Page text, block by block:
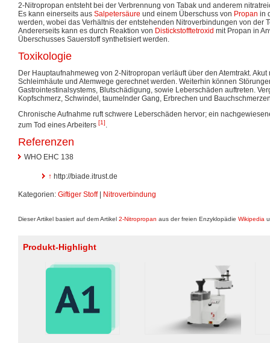
2-Nitropropan entsteht bei der Verbrennung von Tabak und anderem
Es kann einerseits aus Salpetersäure und einem Überschuss von Propan in
werden, wobei das Verhältnis der entstehenden Nitroverbindungen von der
Andererseits kann es durch Reaktion von Distickstofftetroxid mit Propan in
Überschusses Sauerstoff synthetisiert werden.
Toxikologie
Der Hauptaufnahmeweg von 2-Nitropropan verläuft über den Atemtrakt.
Schleimhäute und Atemwege gerechnet werden. Weiterhin können
Gastrointestinalsystems, Blutschädigung, sowie Leberschäden auftreten.
Kopfschmerz, Schwindel, taumelnder Gang, Erbrechen und
Chronische Aufnahme ruft schwere Leberschäden hervor; ein
zum Tod eines Arbeiters [1].
Referenzen
WHO EHC 138
↑ http://biade.itrust.de
Kategorien: Giftiger Stoff| Nitroverbindung
Dieser Artikel basiert auf dem Artikel 2-Nitropropan aus der freien Enzyklopädie Wikipedia
Produkt-Highlight